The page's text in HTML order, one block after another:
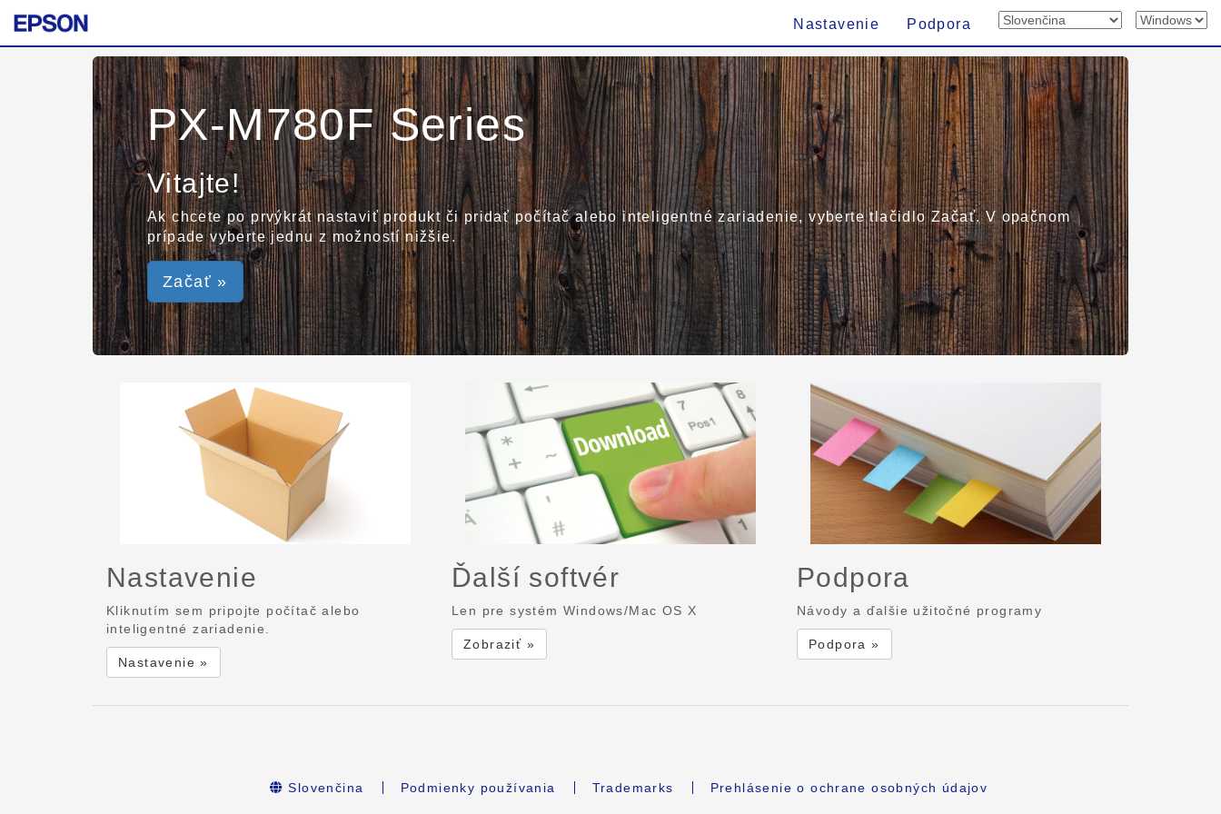
Nastavenie Podpora
PX-M780F Series
Vitajte!
Ak chcete po prvýkrát nastaviť produkt či pridať počítač alebo inteligentné zariadenie, vyberte tlačidlo Začať. V opačnom
prípade vyberte jednu z možností nižšie.
Začať »
Nastavenie
Kliknutím sem pripojte počítač alebo
inteligentné zariadenie.
Nastavenie »
Ďalší softvér
Len pre systém Windows/Mac OS X
Zobraziť »
Podpora
Návody a ďalšie užitočné programy
Podpora »
Slovenčina Podmienky používania Trademarks Prehlásenie o ochrane osobných údajov